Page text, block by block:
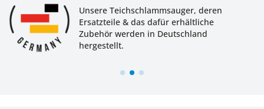
Unsere Teichschlammsauger, deren
Ersatzteile & das dafür erhältliche
Zubehör werden in Deutschland
hergestellt.